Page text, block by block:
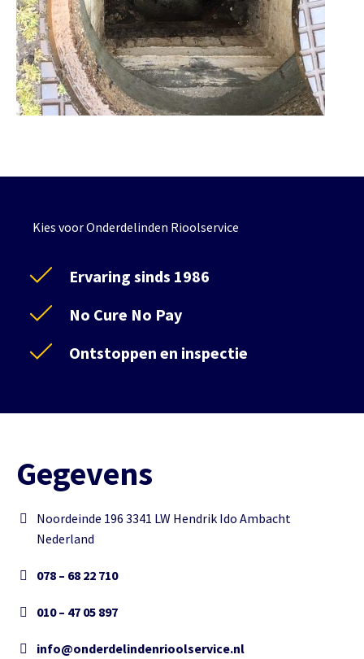
Kies voor Onderdelinden Rioolservice
Ervaring sinds 1986
No Cure No Pay
Ontstoppen en inspectie
Gegevens
Noordeinde 196 3341 LW Hendrik Ido Ambacht
Nederland
078 – 68 22 710
010 – 47 05 897
info@onderdelindenrioolservice.nl